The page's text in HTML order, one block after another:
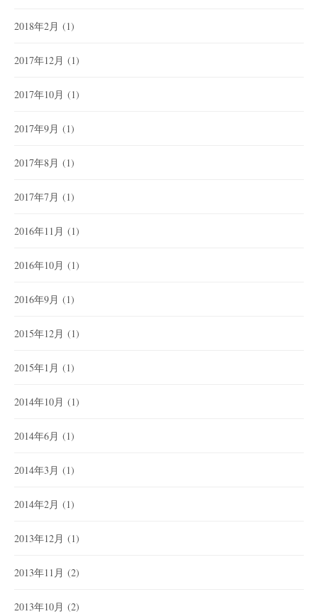
2018年2月 (1)
2017年12月 (1)
2017年10月 (1)
2017年9月 (1)
2017年8月 (1)
2017年7月 (1)
2016年11月 (1)
2016年10月 (1)
2016年9月 (1)
2015年12月 (1)
2015年1月 (1)
2014年10月 (1)
2014年6月 (1)
2014年3月 (1)
2014年2月 (1)
2013年12月 (1)
2013年11月 (2)
2013年10月 (2)